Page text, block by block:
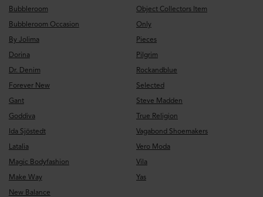
Bubbleroom
Bubbleroom Occasion
By Jolima
Dorina
Dr. Denim
Forever New
Gant
Goddiva
Ida Sjöstedt
Latalia
Magic Bodyfashion
Make Way
New Balance
Object Collectors Item
Only
Pieces
Pilgrim
Rockandblue
Selected
Steve Madden
True Religion
Vagabond Shoemakers
Vero Moda
Vila
Yas